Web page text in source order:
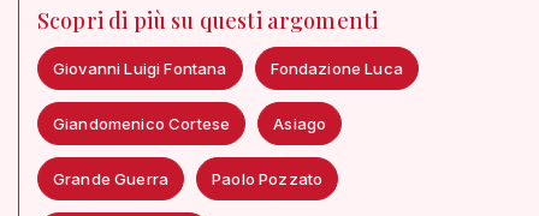
Scopri di più su questi argomenti
Giovanni Luigi Fontana Fondazione Luca
Giandomenico Cortese Asiago
Grande Guerra Paolo Pozzato